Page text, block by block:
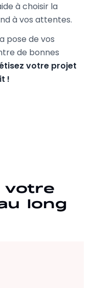
à choisir la
à vos attentes.
pose de vos
de bonnes
votre projet
!
votre
long